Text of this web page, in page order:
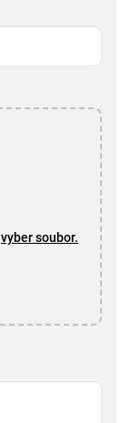
vyber soubor.